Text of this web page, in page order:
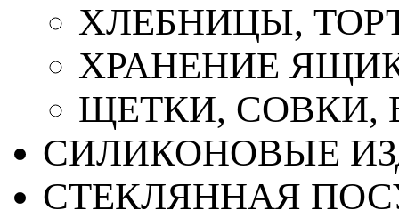
ХЛЕБНИЦЫ,
ХРАНЕНИЕ
ЩЕТКИ, СОВКИ,
СИЛИКОНОВЫЕ
СТЕКЛЯННАЯ